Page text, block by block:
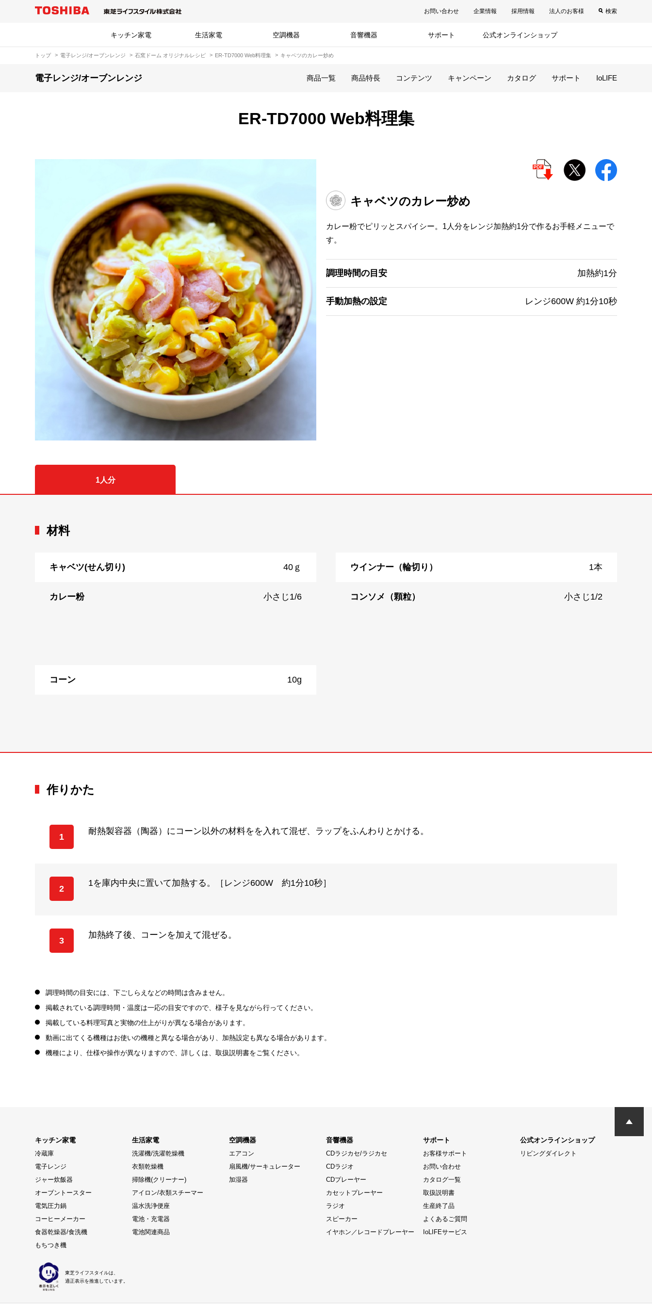
お問い合わせ 企業情報 採用情報 法人のお客様 検索
キッチン家電 生活家電 空調機器 音響機器 サポート 公式オンラインショップ
トップ 電子レンジ/オーブンレンジ 石窯ドーム オリジナルレシピ ER-TD7000 Web料理集 キャベツのカレー炒め
電子レンジ/オーブンレンジ 商品一覧 商品特長 コンテンツ キャンペーン カタログ サポート IoLIFE
ER-TD7000 Web料理集
キャベツのカレー炒め
カレー粉でピリッとスパイシー。1人分をレンジ加熱約1分で作るお手軽メニューで
す。
調理時間の目安 加熱約1分
手動加熱の設定 レンジ600W 約1分10秒
1人分
材料
キャベツ(せん切り) 40ｇ ウインナー（輪切り） 1本
カレー粉 小さじ1/6 コンソメ（顆粒） 小さじ1/2
コーン 10g
作りかた
1
耐熱製容器（陶器）にコーン以外の材料をを入れて混ぜ、ラップをふんわりとかける。
2
1を庫内中央に置いて加熱する。［レンジ600W 約1分10秒］
3
加熱終了後、コーンを加えて混ぜる。
調理時間の目安には、下ごしらえなどの時間は含みません。
掲載されている調理時間・温度は一応の目安ですので、様子を見ながら行ってください。
掲載している料理写真と実物の仕上がりが異なる場合があります。
動画に出てくる機種はお使いの機種と異なる場合があり、加熱設定も異なる場合があります。
機種により、仕様や操作が異なりますので、詳しくは、取扱説明書をご覧ください。
キッチン家電
冷蔵庫
電子レンジ
ジャー炊飯器
オーブントースター
電気圧力鍋
コーヒーメーカー
食器乾燥器/食洗機
もちつき機
生活家電
洗濯機/洗濯乾燥機
衣類乾燥機
掃除機(クリーナー)
アイロン/衣類スチーマー
温水洗浄便座
電池・充電器
電池関連商品
空調機器
エアコン
扇風機/サーキュレーター
加湿器
音響機器
CDラジカセ/ラジカセ
CDラジオ
CDプレーヤー
カセットプレーヤー
ラジオ
スピーカー
イヤホン／レコードプレーヤー
サポート
お客様サポート
お問い合わせ
カタログ一覧
取扱説明書
生産終了品
よくあるご質問
IoLIFEサービス
公式オンラインショップ
リビングダイレクト
東芝ライフスタイルは、
適正表示を推進しています。